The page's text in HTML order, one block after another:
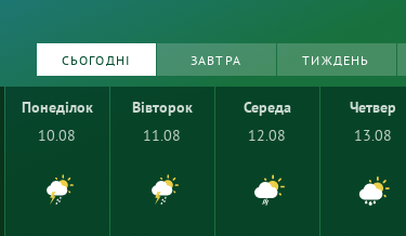
СЬОГОДНІ ЗАВТРА ТИЖДЕНЬ
Понеділок
10.08
Вівторок
11.08
Середа
12.08
Четвер
13.08